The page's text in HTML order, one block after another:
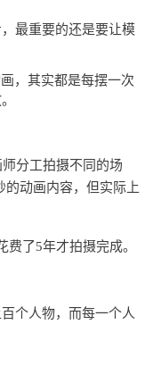
最重要的还是要让模
，其实都是每摆一次
分工拍摄不同的场
的动画内容，但实际上
费了5年才拍摄完成。
个人物，而每一个人